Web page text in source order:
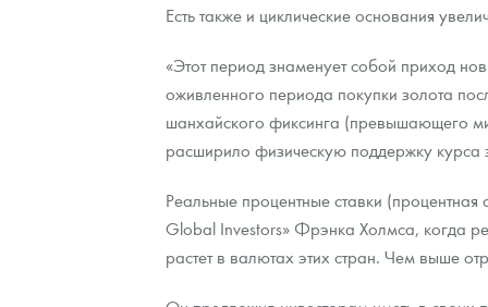
Гарри Поттер
Год Лошади
Флот: ледоколы и корабли
Жетоны "Необыкновенные обитатели глубин"
Ювелирные изделия
Золотая карманная галерея
Условия возврата
Монеты
Политика конфиденциальности
Политика использования Cookies
Положение по обработке и защите персональных
Письмо директору
Пресс-служба
Есть также и циклические основания
«Этот период знаменует собой приход
оживленного периода покупки золота
шанхайского фиксинга (превышающего
расширило физическую поддержку курса
Реальные процентные ставки
Global Investors» Фрэнка Холмса, когда
растет в валютах этих стран. Чем выше